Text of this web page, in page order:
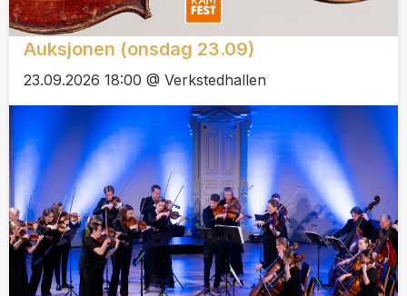
Auksjonen (onsdag 23.09)
23.09.2026 18:00 @ Verkstedhallen